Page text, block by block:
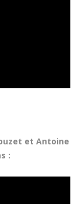
et Antoine
: